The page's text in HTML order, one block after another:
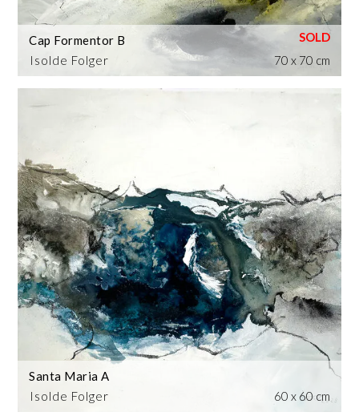
Isolde Folger
Cap Formentor B
70 x 70 cm
Isolde Folger
Santa Maria A
60 x 60 cm